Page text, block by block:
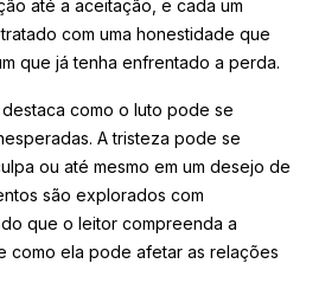
até a aceitação, e cada um
com uma honestidade que
que já tenha enfrentado a perda.
como o luto pode se
A tristeza pode se
ou até mesmo em um desejo de
são explorados com
que o leitor compreenda a
como ela pode afetar as relações